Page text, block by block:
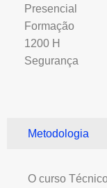
Presencial
Formação
1200 H
Segurança
Metodologia
O curso